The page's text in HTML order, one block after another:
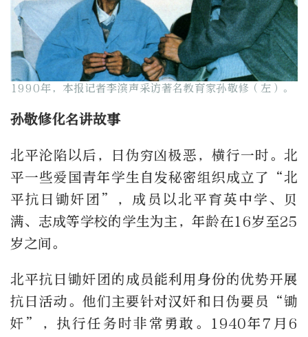
1990年，本报记者李滨声采访著名教育家孙敬修（左）。
孙敬修化名讲故事
北平沦陷以后，日伪穷凶极恶，横行一时。北
平一些爱国青年学生自发秘密组织成立了“北
平抗日锄奸团”，成员以北平育英中学、贝
满、志成等学校的学生为主，年龄在16岁至25
岁之间。
北平抗日锄奸团的成员能利用身份的优势开展
抗日活动。他们主要针对汉奸和日伪要员“锄
奸”，执行任务时非常勇敢。1940年7月6